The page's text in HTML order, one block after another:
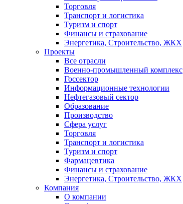
Торговля
Транспорт и логистика
Туризм и спорт
Финансы и страхование
Энергетика, Строительство, ЖКХ
Проекты
Все отрасли
Военно-промышленный комплекс
Госсектор
Информационные технологии
Нефтегазовый сектор
Образование
Производство
Сфера услуг
Торговля
Транспорт и логистика
Туризм и спорт
Фармацевтика
Финансы и страхование
Энергетика, Строительство, ЖКХ
Компания
О компании